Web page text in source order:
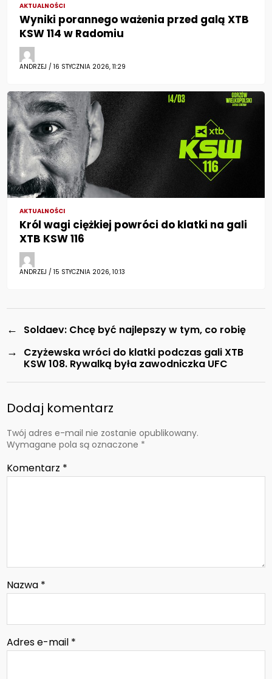
AKTUALNOŚCI
Wyniki porannego ważenia przed galą XTB
KSW 114 w Radomiu
ANDRZEJ / 16 STYCZNIA 2026, 11:29
AKTUALNOŚCI
Król wagi ciężkiej powróci do klatki na gali
XTB KSW 116
ANDRZEJ / 15 STYCZNIA 2026, 10:13
← Soldaev: Chcę być najlepszy w tym, co robię
→
Czyżewska wróci do klatki podczas gali XTB
KSW 108. Rywalką była zawodniczka UFC
Dodaj komentarz
Twój adres e-mail nie zostanie opublikowany.
Wymagane pola są oznaczone *
Komentarz *
Nazwa *
Adres e-mail *